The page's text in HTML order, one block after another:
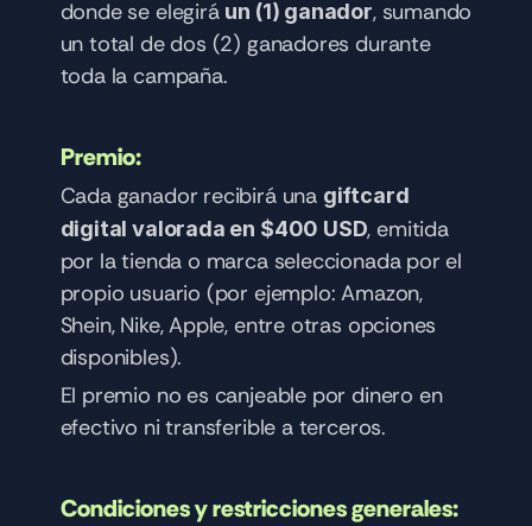
donde se elegirá un (1) ganador, sumando
un total de dos (2) ganadores durante
toda la campaña.
Premio:
Cada ganador recibirá una giftcard
digital valorada en $400 USD, emitida
por la tienda o marca seleccionada por el
propio usuario (por ejemplo: Amazon,
Shein, Nike, Apple, entre otras opciones
disponibles).
El premio no es canjeable por dinero en
efectivo ni transferible a terceros.
Condiciones y restricciones generales: